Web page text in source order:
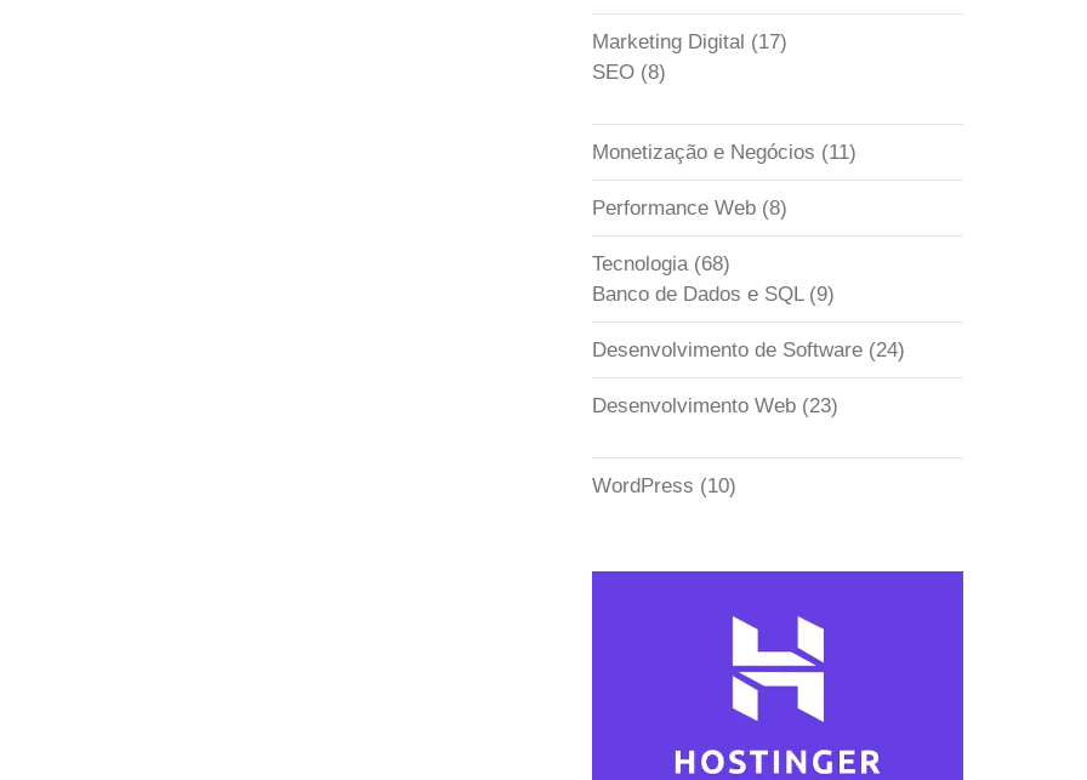
Marketing Digital (17)
SEO (8)
Monetização e Negócios (11)
Performance Web (8)
Tecnologia(68)
Banco de Dados e SQL(9)
Desenvolvimento de Software (24)
Desenvolvimento Web (23)
WordPress (10)